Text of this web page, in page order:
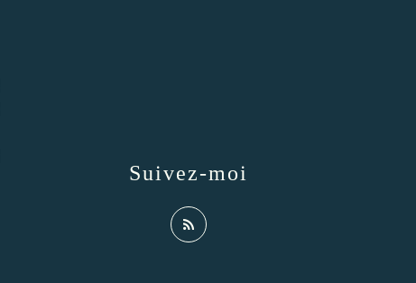
Suivez-moi